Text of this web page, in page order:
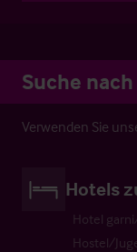
Suche
Verwenden Sie
Hotels
Hotel
Hostel/